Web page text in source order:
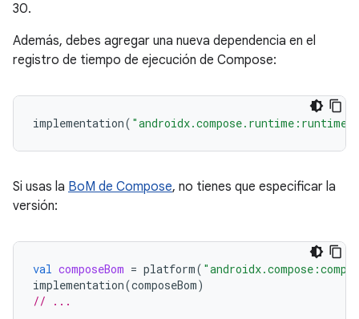
30.
Además, debes agregar una nueva dependencia en el
registro de tiempo de ejecución de Compose:
implementation(
Si usas la BoM de Compose, no tienes que especificar la
versión:
val composeBom = platform(
implementation(composeBom)
// ...